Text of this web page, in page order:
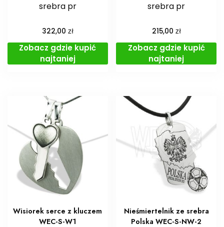
srebra pr
322,00 zł
Zobacz gdzie kupić
najtaniej
srebra pr
215,00 zł
Zobacz gdzie kupić
najtaniej
Wisiorek serce z kluczem
WEC-S-W1
Nieśmiertelnik ze srebra
Polska WEC-S-NW-2